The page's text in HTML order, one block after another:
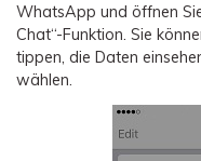
WhatsApp und öffnen
Chat“-Funktion. Sie
tippen, die Daten
wählen.